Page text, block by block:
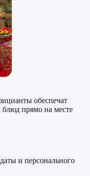
обеспечат
блюд прямо на месте
и персонального